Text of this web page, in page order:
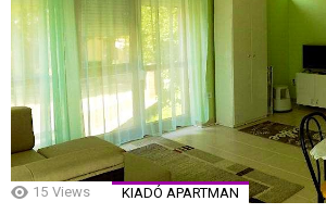
15 Views KIADÓ APARTMAN